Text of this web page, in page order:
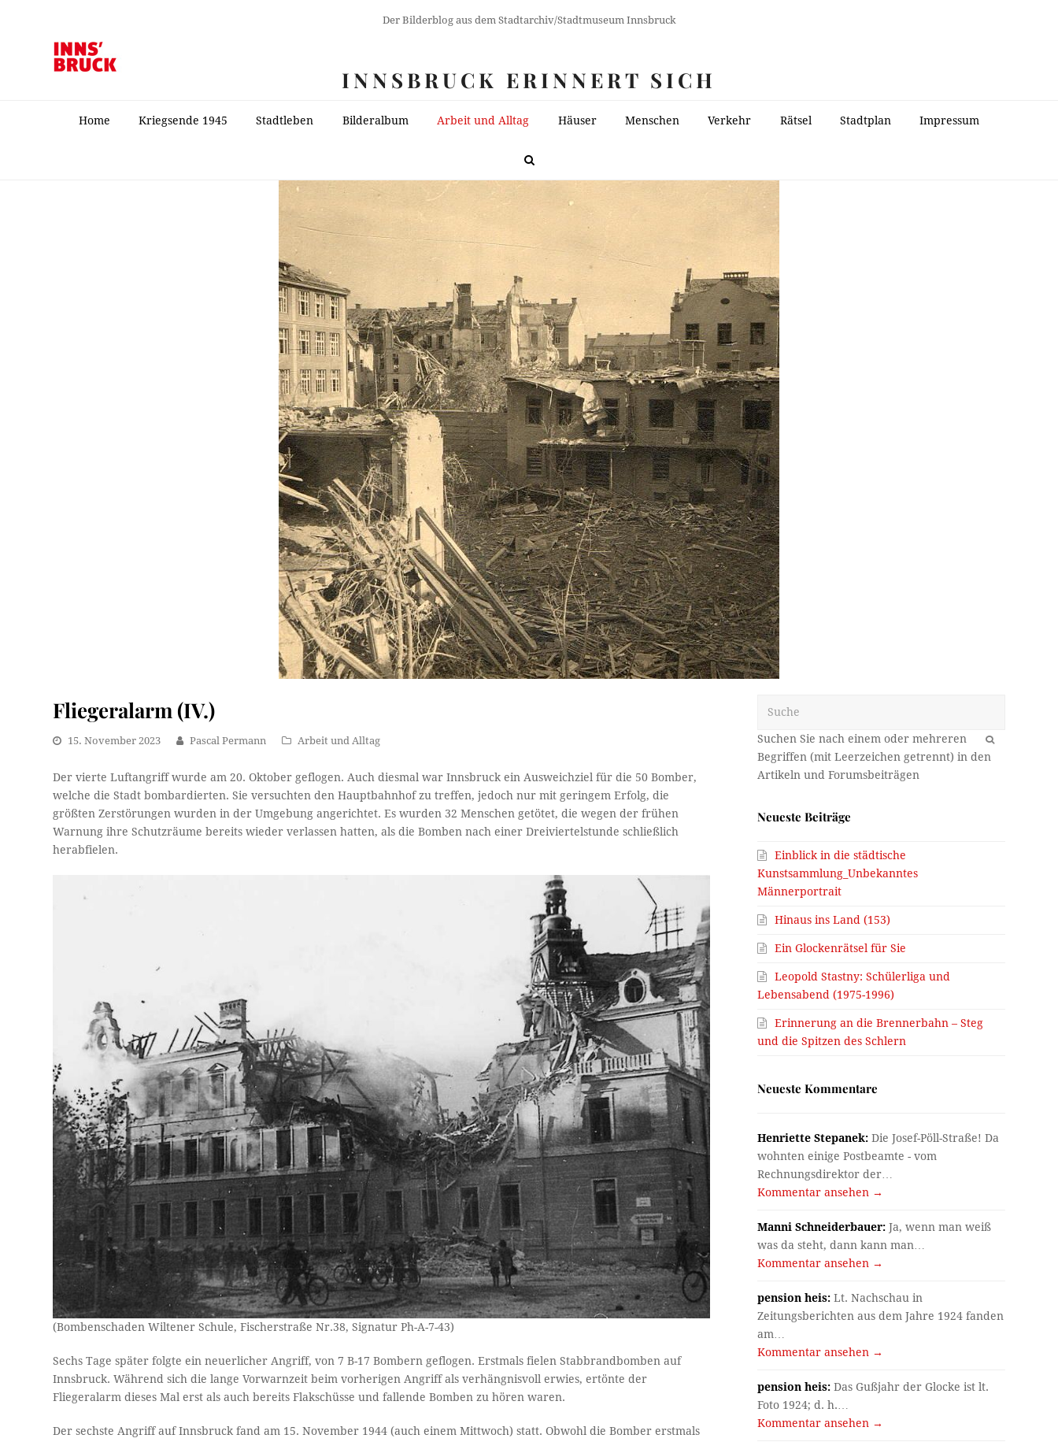
Der Bilderblog aus dem Stadtarchiv/Stadtmuseum Innsbruck
INNSBRUCK ERINNERT SICH
Home Kriegsende 1945 Stadtleben Bilderalbum Arbeit und Alltag Häuser Menschen Verkehr Rätsel Stadtplan Impressum
Fliegeralarm (IV.)
15. November 2023 Pascal Permann Arbeit und Alltag
Der vierte Luftangriff wurde am 20. Oktober geflogen. Auch diesmal war Innsbruck ein Ausweichziel für die 50 Bomber,
welche die Stadt bombardierten. Sie versuchten den Hauptbahnhof zu treffen, jedoch nur mit geringem Erfolg, die
größten Zerstörungen wurden in der Umgebung angerichtet. Es wurden 32 Menschen getötet, die wegen der frühen
Warnung ihre Schutzräume bereits wieder verlassen hatten, als die Bomben nach einer Dreiviertelstunde schließlich
herabfielen.
(Bombenschaden Wiltener Schule, Fischerstraße Nr.38, Signatur Ph-A-7-43)
Sechs Tage später folgte ein neuerlicher Angriff, von 7 B-17 Bombern geflogen. Erstmals fielen Stabbrandbomben auf
Innsbruck. Während sich die lange Vorwarnzeit beim vorherigen Angriff als verhängnisvoll erwies, ertönte der
Fliegeralarm dieses Mal erst als auch bereits Flakschüsse und fallende Bomben zu hören waren.
Der sechste Angriff auf Innsbruck fand am 15. November 1944 (auch einem Mittwoch) statt. Obwohl die Bomber erstmals
OK
Neueste Beiträge
Einblick in die städtische
Kunstsammlung_Unbekanntes
Männerportrait
Hinaus ins Land (153)
Ein Glockenrätsel für Sie
Leopold Stastny: Schülerliga und
Lebensabend (1975-1996)
Erinnerung an die Brennerbahn – Steg
und die Spitzen des Schlern
Neueste Kommentare
Henriette Stepanek: Die Josef-Pöll-Straße! Da
wohnten einige Postbeamte - vom
Rechnungsdirektor der…
Kommentar ansehen →
Manni Schneiderbauer: Ja, wenn man weiß
was da steht, dann kann man…
Kommentar ansehen →
pension heis: Lt. Nachschau in
Zeitungsberichten aus dem Jahre 1924 fanden
am…
Kommentar ansehen →
pension heis: Das Gußjahr der Glocke ist lt.
Foto 1924; d. h.…
Kommentar ansehen →